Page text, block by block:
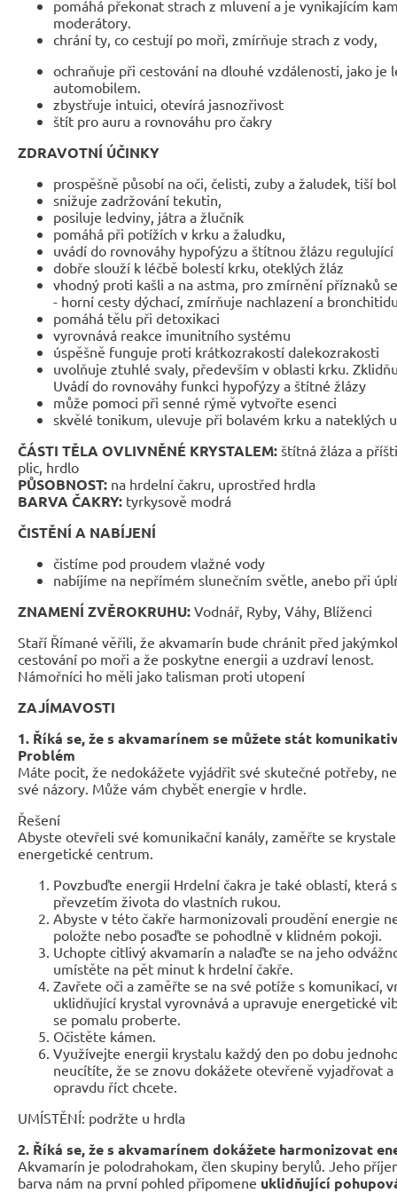
pomáhá překonat strach z mluvení a je vynikajícím
moderátory.
chrání ty, co cestují po moři, zmírňuje strach z vody,
ochraňuje při cestování na dlouhé vzdálenosti, jako je
automobilem.
zbystřuje intuici, otevírá jasnozřivost
štít pro auru a rovnováhu pro čakry
ZDRAVOTNÍ ÚČINKY
prospěšně působí na oči, čelisti, zuby a žaludek, tiší
snižuje zadržování tekutin,
posiluje ledviny, játra a žlučník
pomáhá při potížích v krku a žaludku,
uvádí do rovnováhy hypofýzu a štítnou žlázu
dobře slouží k léčbě bolestí krku, oteklých žláz
vhodný proti kašli a na astma, pro zmírnění příznaků
- horní cesty dýchací, zmírňuje nachlazení a
pomáhá tělu při detoxikaci
vyrovnává reakce imunitního systému
úspěšně funguje proti krátkozrakostí dalekozrakosti
uvolňuje ztuhlé svaly, především v oblasti krku.
Uvádí do rovnováhy funkci hypofýzy a štítné žlázy
může pomoci při senné rýmě vytvořte esenci
skvělé tonikum, ulevuje při bolavém krku a nateklých
ČÁSTI TĚLA OVLIVNĚNÉ KRYSTALEM: štítná žláza a
plic, hrdlo
PŮSOBNOST: na hrdelní čakru, uprostřed hrdla
BARVA ČAKRY: tyrkysově modrá
ČISTĚNÍ A NABÍJENÍ
čistíme pod proudem vlažné vody
nabíjíme na nepřímém slunečním světle, anebo při
ZNAMENÍ ZVĚROKRUHU: Vodnář, Ryby, Váhy, Blíženci
Staří Římané věřili, že akvamarín bude chránit před
cestování po moři a že poskytne energii a uzdraví lenost.
Námořníci ho měli jako talisman proti utopení
ZAJÍMAVOSTI
1. Říká se, že s akvamarínem se můžete stát
Problém
Máte pocit, že nedokážete vyjádřit své skutečné potřeby,
své názory. Může vám chybět energie v hrdle.
Řešení
Abyste otevřeli své komunikační kanály, zaměřte se
energetické centrum.
Povzbuďte energii Hrdelní čakra je také oblastí, která
převzetím života do vlastních rukou.
Abyste v této čakře harmonizovali proudění energie
položte nebo posaďte se pohodlně v klidném pokoji.
Uchopte citlivý akvamarín a nalaďte se na jeho
umístěte na pět minut k hrdelní čakře.
Zavřete oči a zaměřte se na své potíže s komunikací,
uklidňující krystal vyrovnává a upravuje energetické
se pomalu proberte.
Očistěte kámen.
Využívejte energii krystalu každý den po dobu
neucítíte, že se znovu dokážete otevřeně vyjadřovat
opravdu říct chcete.
UMÍSTĚNÍ: podržte u hrdla
2. Říká se, že s akvamarínem dokážete harmonizovat
Akvamarín je polodrahokam, člen skupiny berylů. Jeho
barva nám na první pohled připomene uklidňující